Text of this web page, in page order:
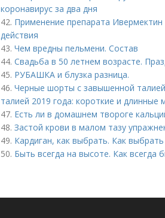
коронавирус за два дня
42. Применение препарата
действия
43. Чем вредны пельмени. Состав
44. Свадьба в 50 летнем возрасте.
45. РУБАШКА и блузка разница.
46. Черные шорты с завышенной
талией 2019 года: короткие и длинные
47. Есть ли в домашнем твороге
48. Застой крови в малом тазу
49. Кардиган, как выбрать. Как
50. Быть всегда на высоте. Как всегда